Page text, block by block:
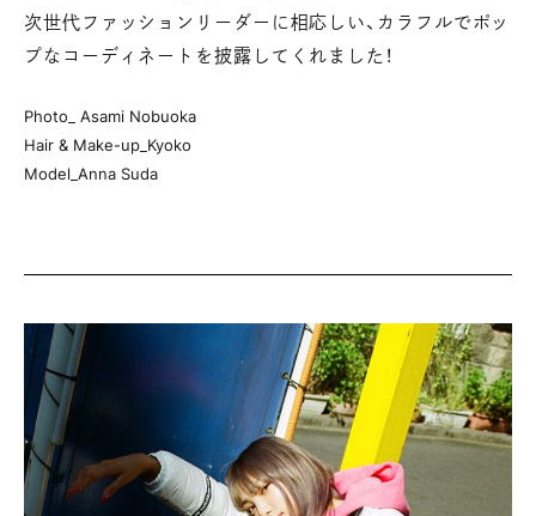
次世代ファッションリーダーに相応しい、カラフルでポッ
プなコーディネートを披露してくれました！
Photo_ Asami Nobuoka
Hair & Make-up_Kyoko
Model_Anna Suda